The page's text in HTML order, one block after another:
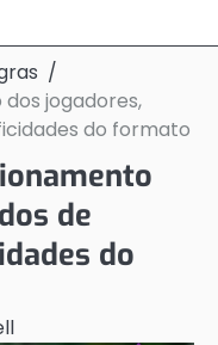
jogadores,
do formato
de
do